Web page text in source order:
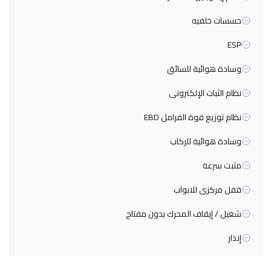
حسسات خلفيه
ESP
وسادة هوائية للسائق
نظام الثبات الإلكترونى
نظام توزيع قوة الفرامل EBD
وسادة هوائية للركاب
مثبت سرعة
قفل مركزى للابواب
شغيل / إيقاف المحرك بدون مفتاح
إنذار